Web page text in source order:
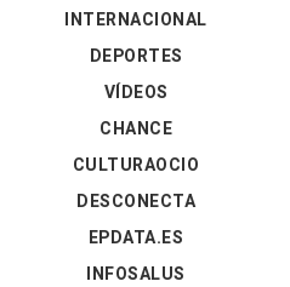
INTERNACIONAL
DEPORTES
VÍDEOS
CHANCE
CULTURAOCIO
DESCONECTA
EPDATA.ES
INFOSALUS